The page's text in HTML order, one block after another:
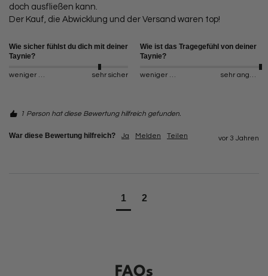
doch ausfließen kann.
Der Kauf, die Abwicklung und der Versand waren top!
Wie sicher fühlst du dich mit deiner
Taynie?
sehr sicher
Wie ist das Tragegefühl von deiner
Taynie?
1 Person hat diese Bewertung hilfreich gefunden.
War diese Bewertung hilfreich? Ja Melden Teilen vor 3 Jahren
1 2
FAQs